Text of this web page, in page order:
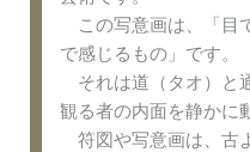
この写意画は、「目
で感じるもの」です。
それは道（タオ）と
観る者の内面を静かに
符図や写意画は、古